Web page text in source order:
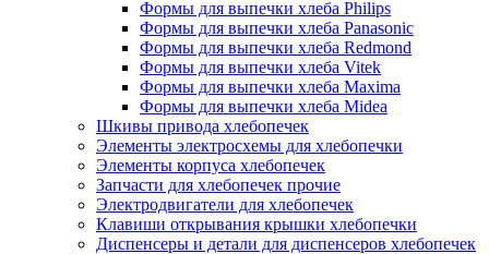
Формы для выпечки хлеба Philips
Формы для выпечки хлеба Panasonic
Формы для выпечки хлеба Redmond
Формы для выпечки хлеба Vitek
Формы для выпечки хлеба Maxima
Формы для выпечки хлеба Midea
Шкивы привода хлебопечек
Элементы электросхемы для хлебопечки
Элементы корпуса хлебопечек
Запчасти для хлебопечек прочие
Электродвигатели для хлебопечек
Клавиши открывания крышки хлебопечки
Диспенсеры и детали для диспенсеров хлебопечек